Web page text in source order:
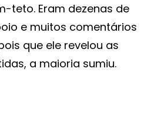
teto. Eram dezenas de
e muitos comentários
que ele revelou as
a maioria sumiu.